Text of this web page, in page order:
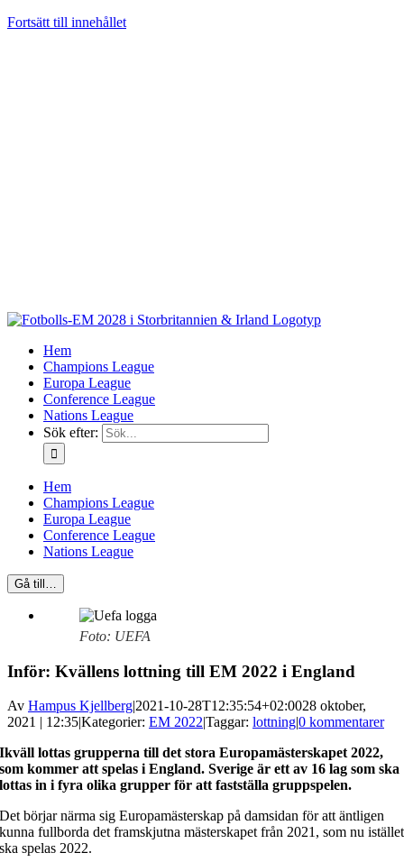
Fortsätt till innehållet
Hem
Champions League
Europa League
Conference League
Nations League
Sök efter:
Hem
Champions League
Europa League
Conference League
Nations League
Gå till…
Foto: UEFA
Inför: Kvällens lottning till EM 2022 i England
Av Hampus Kjellberg|2021-10-28T12:35:54+02:0028 oktober,
2021 | 12:35|Kategorier: EM 2022|Taggar: lottning|0 kommentarer
Ikväll lottas grupperna till det stora Europamästerskapet 2022,
som kommer att spelas i England. Sverige är ett av 16 lag som ska
lottas in i fyra olika grupper för att fastställa gruppspelen.
Det börjar närma sig Europamästerskap på damsidan för att äntligen
kunna fullborda det framskjutna mästerskapet från 2021, som nu istället
ska spelas 2022.